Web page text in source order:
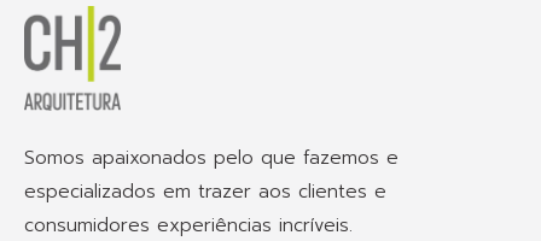
Somos apaixonados pelo que fazemos e
especializados em trazer aos clientes e
consumidores experiências incríveis.